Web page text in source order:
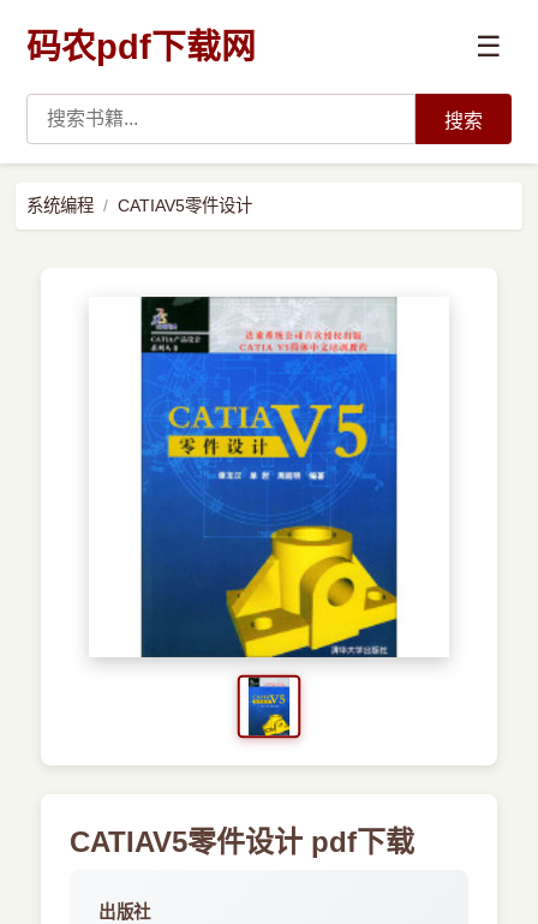
码农pdf下载网 ☰
预订书籍
搜索
系统编程 CATIAV5零件设计
CATIAV5零件设计 pdf下载
出版社